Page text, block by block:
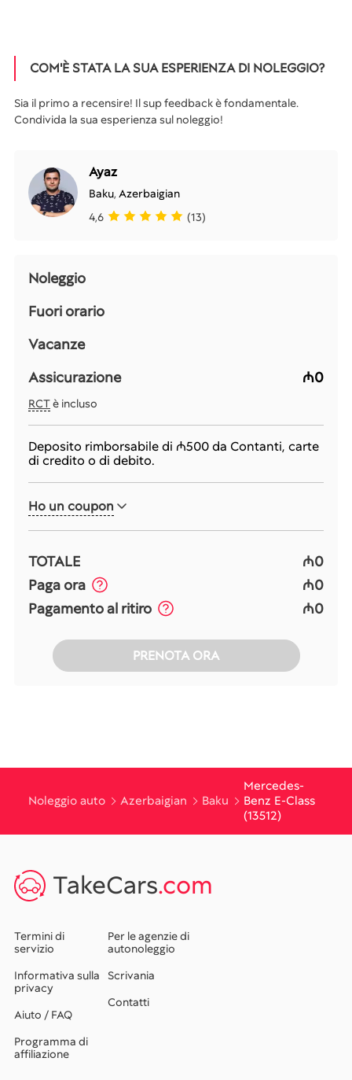
COM'È STATA LA SUA ESPERIENZA DI NOLEGGIO?
Sia il primo a recensire! Il sup feedback è fondamentale.
Condivida la sua esperienza sul noleggio!
Ayaz
Baku, Azerbaigian
4,6
(13)
Noleggio
Fuori orario
Vacanze
Assicurazione
₼0
RCTè incluso
Deposito rimborsabile di ₼500da Contanti, carte
di credito o di debito.
Ho un coupon
TOTALE
₼0
Paga ora
₼0
Pagamento al ritiro
₼0
PRENOTA ORA
Noleggio auto Azerbaigian Baku
Mercedes-
Benz E-Class
(13512)
TakeCars.com
Termini di
servizio
Informativa sulla
privacy
Aiuto / FAQ
Programma di
affiliazione
Per le agenzie di
autonoleggio
Scrivania
Contatti